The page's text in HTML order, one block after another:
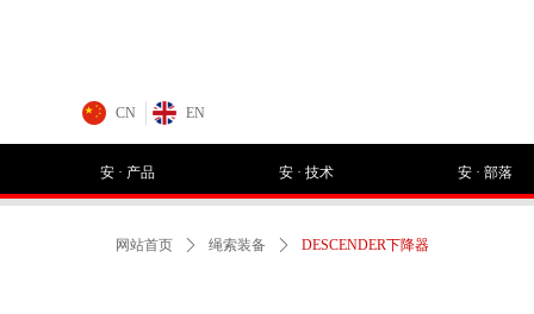
安 · 产品 安 · 技术 安 · 部落
CN EN
网站首页 ꄲ 绳索装备 ꄲ DESCENDER下降器